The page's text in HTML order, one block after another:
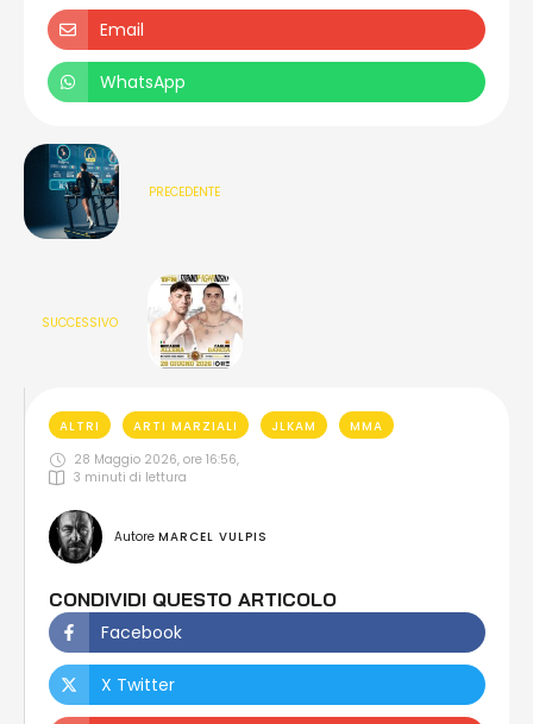
Email
WhatsApp
PRECEDENTE
SUCCESSIVO
ALTRI ARTI MARZIALI JLKAM
MMA
28 Maggio 2026, ore 16:56,
3 minuti di lettura
Autore MARCEL VULPIS
CONDIVIDI QUESTO ARTICOLO
Facebook
X Twitter